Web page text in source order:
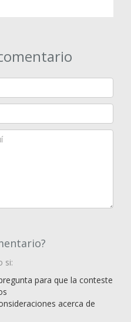
si:
para que la conteste
acerca de